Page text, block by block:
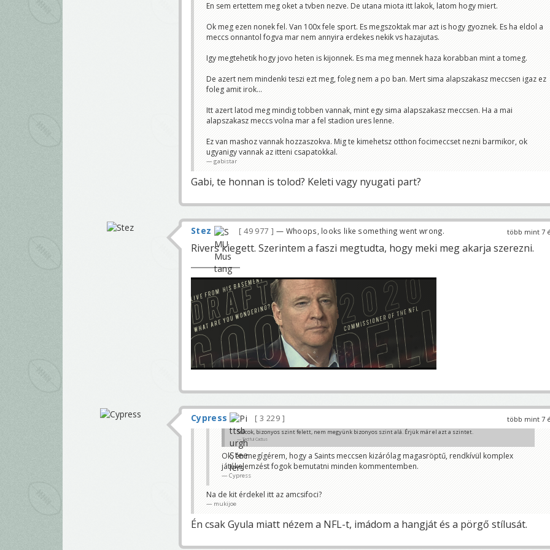
En sem ertettem meg oket a tvben nezve. De utana miota itt lakok, latom hogy miert.
Ok meg ezen nonek fel. Van 100x fele sport. Es megszoktak mar azt is hogy gyoznek. Es ha eldol a
meccs onnantol fogva mar nem annyira erdekes nekik vs hazajutas.
Igy megtehetik hogy jovo heten is kijonnek. Es ma meg mennek haza korabban mint a tomeg.
De azert nem mindenki teszi ezt meg, foleg nem a po ban. Mert sima alapszakasz meccsen igaz ez
foleg amit irok...
Itt azert latod meg mindig tobben vannak, mint egy sima alapszakasz meccsen. Ha a mai
alapszakasz meccs volna mar a fel stadion ures lenne.
Ez van mashoz vannak hozzaszokva. Mig te kimehetsz otthon focimeccset nezni barmikor, ok
ugyanigy vannak az itteni csapatokkal.
gabistar
Gabi, te honnan is tolod? Keleti vagy nyugati part?
több mint 7
Stez 49 977 — Whoops, looks like something went wrong.
Rivers kiegett. Szerintem a faszi megtudta, hogy meki meg akarja szerezni.
több mint 7
Cypress 3 229
Srácok, bizonyos szint felett, nem megyünk bizonyos szint alá. Érjük már el azt a szintet.
Tactful Cactus
Ok, én megígérem, hogy a Saints meccsen kizárólag magasröptű, rendkívül komplex
játékelemzést fogok bemutatni minden kommentemben.
Cypress
Na de kit érdekel itt az amcsifoci?
mukijoe
Én csak Gyula miatt nézem a NFL-t, imádom a hangját és a pörgő stílusát.